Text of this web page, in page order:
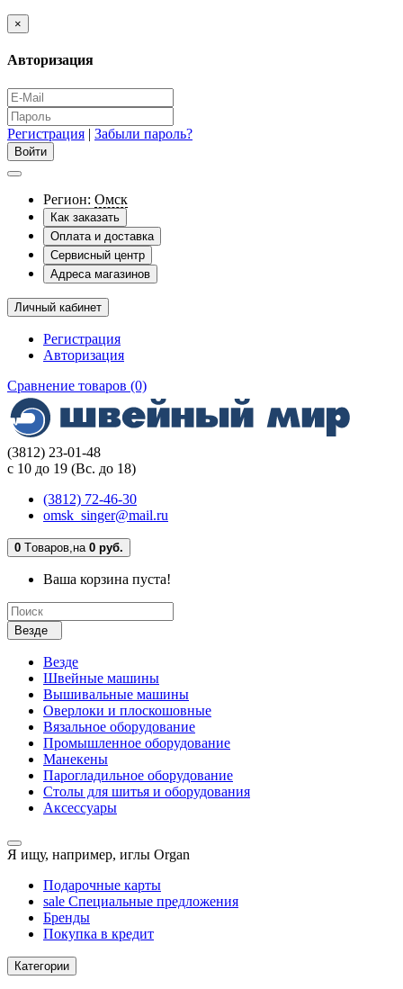
×
Авторизация
Регистрация | Забыли пароль?
Регион: Омск
Как заказать
Оплата и доставка
Сервисный центр
Адреса магазинов
Личный кабинет
Регистрация
Авторизация
Сравнение товаров (0)
(3812) 23-01-48
с 10 до 19 (Вс. до 18)
(3812) 72-46-30
omsk_singer@mail.ru
0 Tоваров,на 0 руб.
Ваша корзина пуста!
Везде
Везде
Швейные машины
Вышивальные машины
Оверлоки и плоскошовные
Вязальное оборудование
Промышленное оборудование
Манекены
Парогладильное оборудование
Столы для шитья и оборудования
Аксессуары
Я ищу, например, иглы Organ
Подарочные карты
sale Специальные предложения
Бренды
Покупка в кредит
Категории